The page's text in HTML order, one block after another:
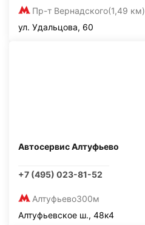
Пр-т Вернадского(1,49 км)
ул. Удальцова, 60
Автосервис Алтуфьево
+7 (495) 023-81-52
Алтуфьево300м
Алтуфьевское ш., 48к4